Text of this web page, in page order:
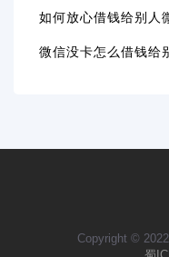
如何放心借钱给别人
微信没卡怎么借钱给
Copyright © 2022